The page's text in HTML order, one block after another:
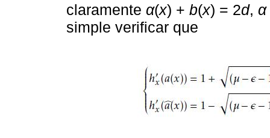
claramente α(x) + b(x) = 2d, α
simple verificar que